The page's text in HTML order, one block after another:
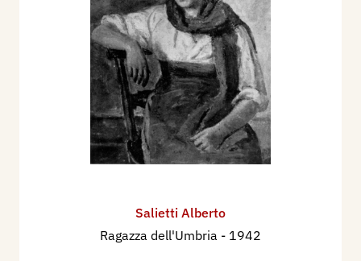
Salietti Alberto
Ragazza dell'Umbria - 1942